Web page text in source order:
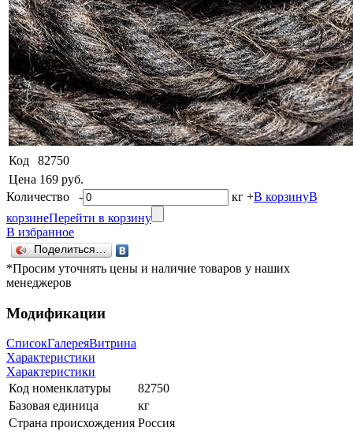
Код
82750
Цена 169 руб.
Количество - кг +В корзинуВ
корзинеПерейти в корзину
В избранное
Поделиться…
*Просим уточнять цены и наличие товаров у наших
менеджеров
Модификации
СписокГалереяВитрина
Характеристики
Характеристики
Код номенклатуры
82750
Базовая единица
кг
Страна происхождения Россия